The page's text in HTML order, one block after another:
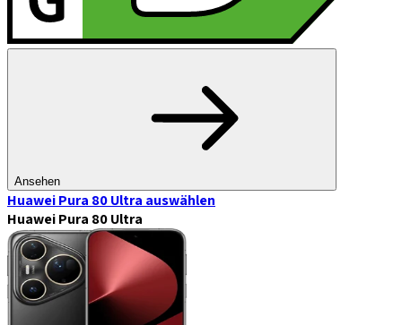
Ansehen
Huawei Pura 80 Ultra auswählen
Huawei Pura 80 Ultra